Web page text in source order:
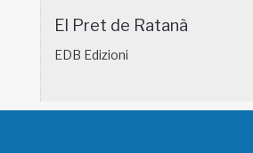
El Pret de Ratanà
EDB Edizioni